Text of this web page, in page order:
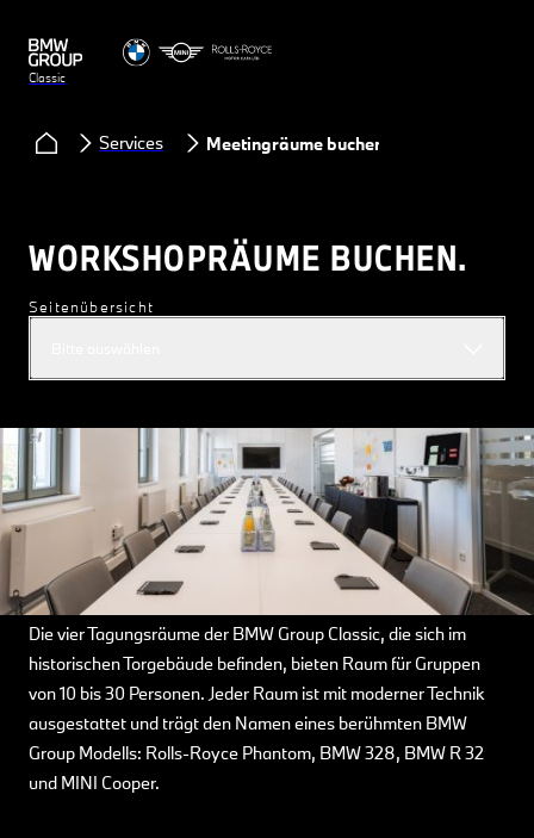
Classic
Services Meetingräume buchen
WORKSHOPRÄUME BUCHEN.
Seitenübersicht
Die vier Tagungsräume der BMW Group Classic, die sich im
historischen Torgebäude befinden, bieten Raum für Gruppen
von 10 bis 30 Personen. Jeder Raum ist mit moderner Technik
ausgestattet und trägt den Namen eines berühmten BMW
Group Modells: Rolls-Royce Phantom, BMW 328, BMW R 32
und MINI Cooper.